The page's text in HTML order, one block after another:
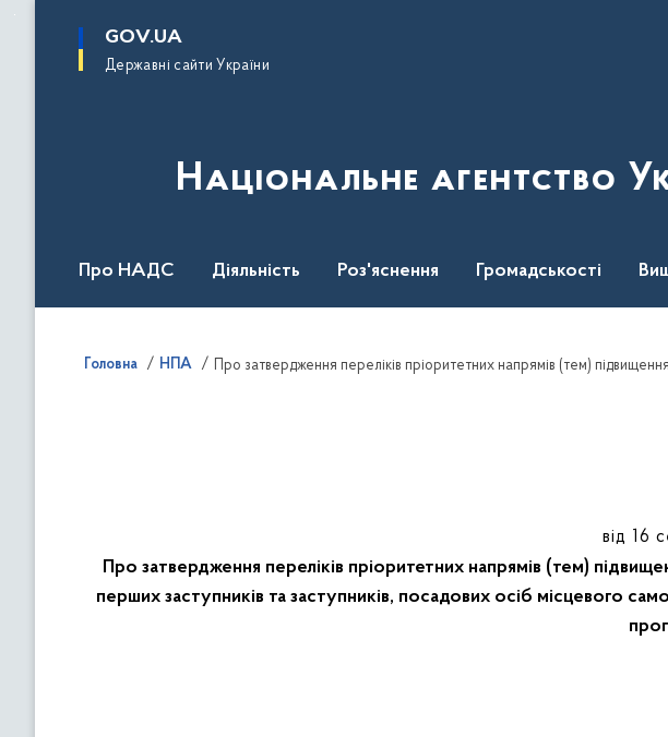
основного
GOV.UA
Державні сайти України
Національне агентство
Про НАДС Діяльність Роз'яснення Громадськості
Головна НПА
від 16
Про затвердження переліків пріоритетних напрямів (тем)
перших заступників та заступників, посадових осіб місцевого